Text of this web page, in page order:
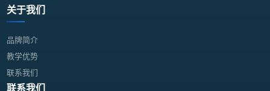
关于我们
品牌简介
教学优势
联系我们
联系我们